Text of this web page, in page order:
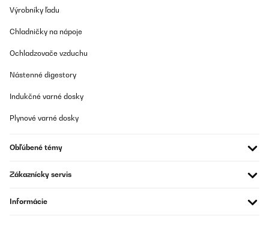
Ihnen gerne weiterhelfen.
_______________________________
Gülden
Stabil und dicht
Amazon-Benutzer
Výrobníky ľadu
Chladničky na nápoje
Ochladzovače vzduchu
Nástenné digestory
Indukčné varné dosky
Plynové varné dosky
Obľúbené témy
Zákaznícky servis
Informácie